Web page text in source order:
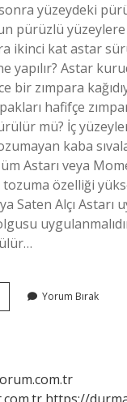
yüzeydeki
pürüzlü
ikinci kat astar
yapılır? Astar
bir zımpara
hafifçe
mü? İç
kaba
Astarı veya
tozuma özelliği
Saten Alçı Astarı
Yorum Bırak